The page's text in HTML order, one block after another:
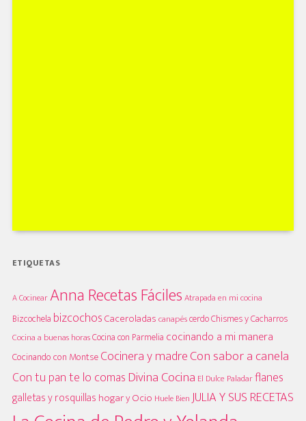
ETIQUETAS
A CocinearAnna Recetas FácilesAtrapada en mi cocina
Bizcochela bizcochosCaceroladascanapéscerdoChismes y Cacharros
Cocina a buenas horasCocina con Parmelia cocinando a mi manera
Cocinando con MontseCocinera y madreCon sabor a canela
Con tu pan te lo comasDivina Cocina El Dulce Paladarflanes
galletas y rosquillas hogar y Ocio Huele Bien JULIA Y SUS RECETAS